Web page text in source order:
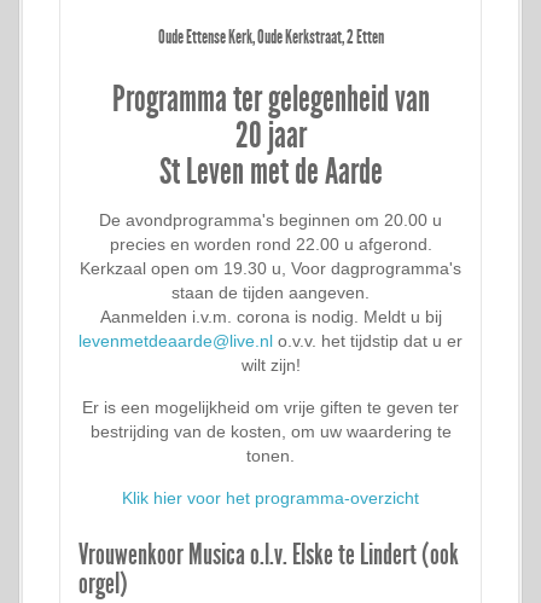
Oude Ettense Kerk, Oude Kerkstraat, 2 Etten
Programma ter gelegenheid van
20 jaar
St Leven met de Aarde
De avondprogramma's beginnen om 20.00 u
precies en worden rond 22.00 u afgerond.
Kerkzaal open om 19.30 u, Voor dagprogramma's
staan de tijden aangeven.
Aanmelden i.v.m. corona is nodig. Meldt u bij
levenmetdeaarde@live.nl o.v.v. het tijdstip dat u er
wilt zijn!
Er is een mogelijkheid om vrije giften te geven ter
bestrijding van de kosten, om uw waardering te
tonen.
Klik hier voor het programma-overzicht
Vrouwenkoor Musica o.l.v. Elske te Lindert (ook
orgel)